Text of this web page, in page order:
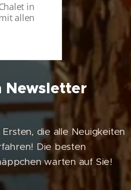
in
allen
Newsletter
die alle Neuigkeiten
Die besten
warten auf Sie!